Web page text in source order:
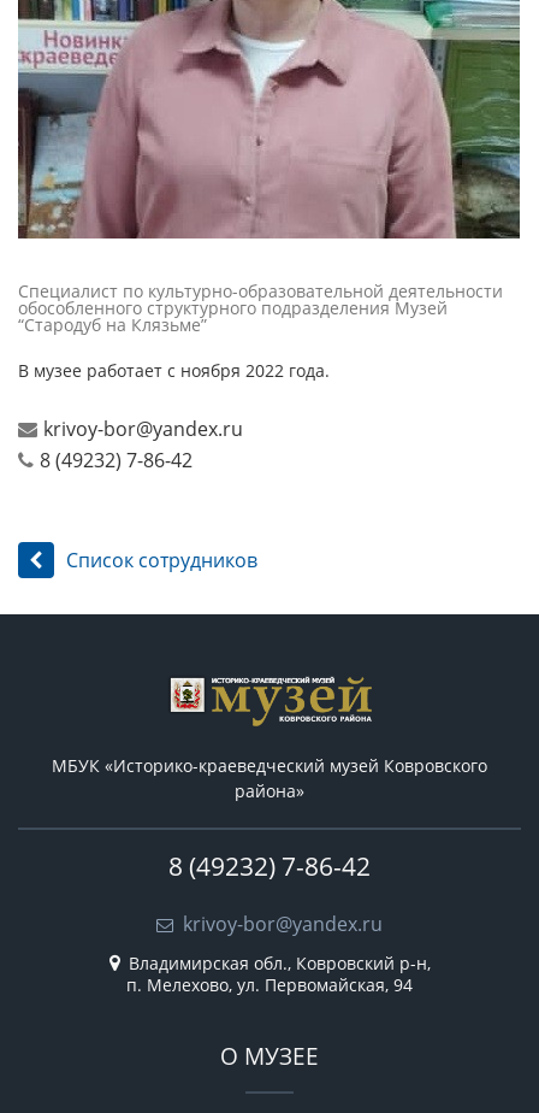
Специалист по культурно-образовательной деятельности
обособленного структурного подразделения Музей
“Стародуб на Клязьме”
В музее работает с ноября 2022 года.
krivoy-bor@yandex.ru
8 (49232) 7-86-42
Список сотрудников
МБУК «Историко-краеведческий музей Ковровского
района»
8 (49232) 7-86-42
krivoy-bor@yandex.ru
Владимирская обл., Ковровский р-н,
п. Мелехово, ул. Первомайская, 94
О МУЗЕЕ